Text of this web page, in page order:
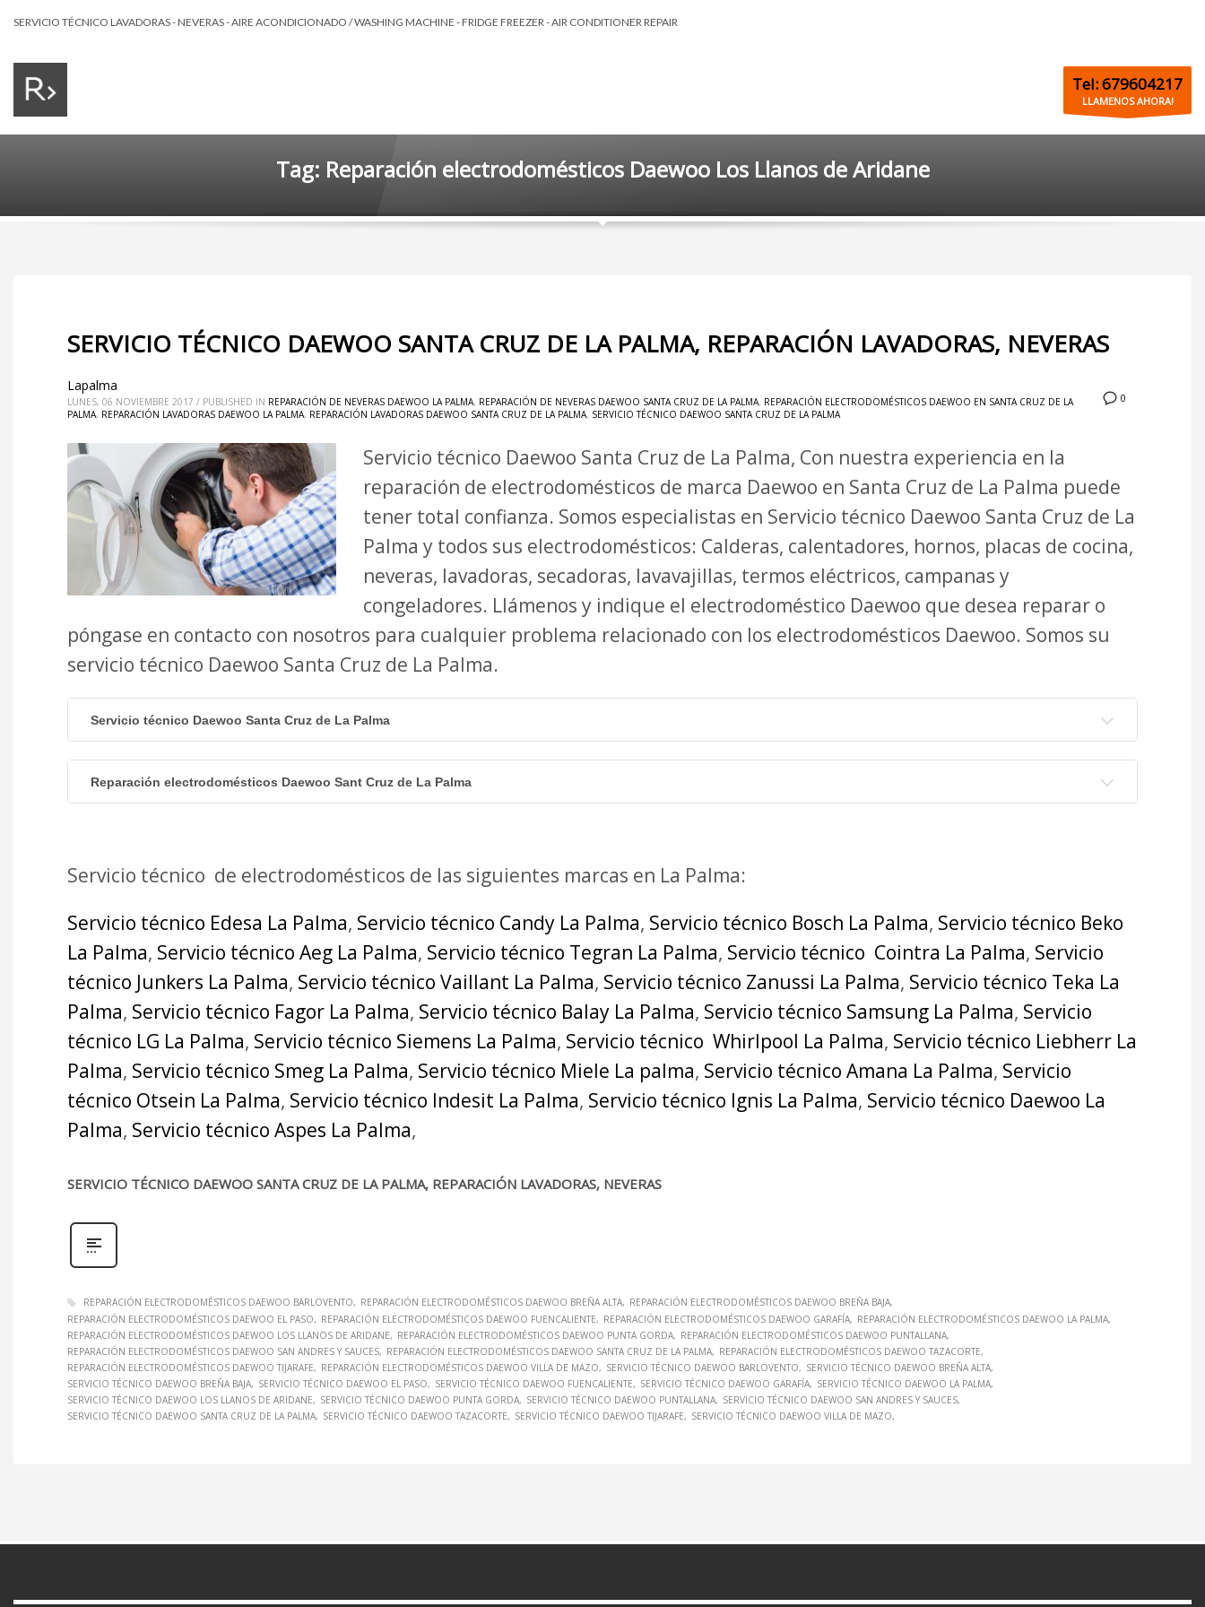
SERVICIO TÉCNICO LAVADORAS - NEVERAS - AIRE ACONDICIONADO / WASHING MACHINE - FRIDGE FREEZER - AIR CONDITIONER REPAIR
Tel: 679604217
LLAMENOS AHORA!
Tag: Reparación electrodomésticos Daewoo Los Llanos de Aridane
SERVICIO TÉCNICO DAEWOO SANTA CRUZ DE LA PALMA, REPARACIÓN LAVADORAS, NEVERAS
0
Lapalma
LUNES, 06 NOVIEMBRE 2017 / PUBLISHED IN REPARACIÓN DE NEVERAS DAEWOO LA PALMA, REPARACIÓN DE NEVERAS DAEWOO SANTA CRUZ DE LA PALMA, REPARACIÓN ELECTRODOMÉSTICOS DAEWOO EN SANTA CRUZ DE LA
PALMA, REPARACIÓN LAVADORAS DAEWOO LA PALMA, REPARACIÓN LAVADORAS DAEWOO SANTA CRUZ DE LA PALMA, SERVICIO TÉCNICO DAEWOO SANTA CRUZ DE LA PALMA
Servicio técnico Daewoo Santa Cruz de La Palma, Con nuestra experiencia en la
reparación de electrodomésticos de marca Daewoo en Santa Cruz de La Palma puede
tener total confianza. Somos especialistas en Servicio técnico Daewoo Santa Cruz de La
Palma y todos sus electrodomésticos: Calderas, calentadores, hornos, placas de cocina,
neveras, lavadoras, secadoras, lavavajillas, termos eléctricos, campanas y
congeladores. Llámenos y indique el electrodoméstico Daewoo que desea reparar o
póngase en contacto con nosotros para cualquier problema relacionado con los electrodomésticos Daewoo. Somos su
servicio técnico Daewoo Santa Cruz de La Palma.
Servicio técnico Daewoo Santa Cruz de La Palma
Reparación electrodomésticos Daewoo Sant Cruz de La Palma
Servicio técnico de electrodomésticos de las siguientes marcas en La Palma:
Servicio técnico Edesa La Palma, Servicio técnico Candy La Palma, Servicio técnico Bosch La Palma, Servicio técnico Beko
La Palma, Servicio técnico Aeg La Palma, Servicio técnico Tegran La Palma, Servicio técnico Cointra La Palma, Servicio
técnico Junkers La Palma, Servicio técnico Vaillant La Palma, Servicio técnico Zanussi La Palma, Servicio técnico Teka La
Palma, Servicio técnico Fagor La Palma, Servicio técnico Balay La Palma, Servicio técnico Samsung La Palma, Servicio
técnico LG La Palma, Servicio técnico Siemens La Palma, Servicio técnico Whirlpool La Palma, Servicio técnico Liebherr La
Palma, Servicio técnico Smeg La Palma, Servicio técnico Miele La palma, Servicio técnico Amana La Palma, Servicio
técnico Otsein La Palma, Servicio técnico Indesit La Palma, Servicio técnico Ignis La Palma, Servicio técnico Daewoo La
Palma, Servicio técnico Aspes La Palma,
SERVICIO TÉCNICO DAEWOO SANTA CRUZ DE LA PALMA, REPARACIÓN LAVADORAS, NEVERAS
REPARACIÓN ELECTRODOMÉSTICOS DAEWOO BARLOVENTO REPARACIÓN ELECTRODOMÉSTICOS DAEWOO BREÑA ALTA
REPARACIÓN ELECTRODOMÉSTICOS DAEWOO BREÑA BAJA
REPARACIÓN ELECTRODOMÉSTICOS DAEWOO EL PASO
REPARACIÓN ELECTRODOMÉSTICOS DAEWOO FUENCALIENTE REPARACIÓN ELECTRODOMÉSTICOS DAEWOO GARAFÍA
REPARACIÓN ELECTRODOMÉSTICOS DAEWOO LA PALMA
REPARACIÓN ELECTRODOMÉSTICOS DAEWOO LOS LLANOS DE ARIDANE
REPARACIÓN ELECTRODOMÉSTICOS DAEWOO PUNTA GORDA
REPARACIÓN ELECTRODOMÉSTICOS DAEWOO PUNTALLANA
REPARACIÓN ELECTRODOMÉSTICOS DAEWOO SAN ANDRES Y SAUCES
REPARACIÓN ELECTRODOMÉSTICOS DAEWOO SANTA CRUZ DE LA PALMA
REPARACIÓN ELECTRODOMÉSTICOS DAEWOO TAZACORTE
REPARACIÓN ELECTRODOMÉSTICOS DAEWOO TIJARAFE
REPARACIÓN ELECTRODOMÉSTICOS DAEWOO VILLA DE MAZO SERVICIO TÉCNICO DAEWOO BARLOVENTO
SERVICIO TÉCNICO DAEWOO BREÑA ALTA
SERVICIO TÉCNICO DAEWOO BREÑA BAJA
SERVICIO TÉCNICO DAEWOO EL PASO SERVICIO TÉCNICO DAEWOO FUENCALIENTE SERVICIO TÉCNICO DAEWOO GARAFÍA
SERVICIO TÉCNICO DAEWOO LA PALMA
SERVICIO TÉCNICO DAEWOO LOS LLANOS DE ARIDANE
SERVICIO TÉCNICO DAEWOO PUNTA GORDA SERVICIO TÉCNICO DAEWOO PUNTALLANA
SERVICIO TÉCNICO DAEWOO SAN ANDRES Y SAUCES
SERVICIO TÉCNICO DAEWOO SANTA CRUZ DE LA PALMA
SERVICIO TÉCNICO DAEWOO TAZACORTE SERVICIO TÉCNICO DAEWOO TIJARAFE SERVICIO TÉCNICO DAEWOO VILLA DE MAZO